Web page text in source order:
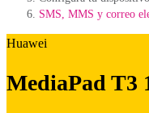
SMS, MMS y correo
Huawei
MediaPad T3